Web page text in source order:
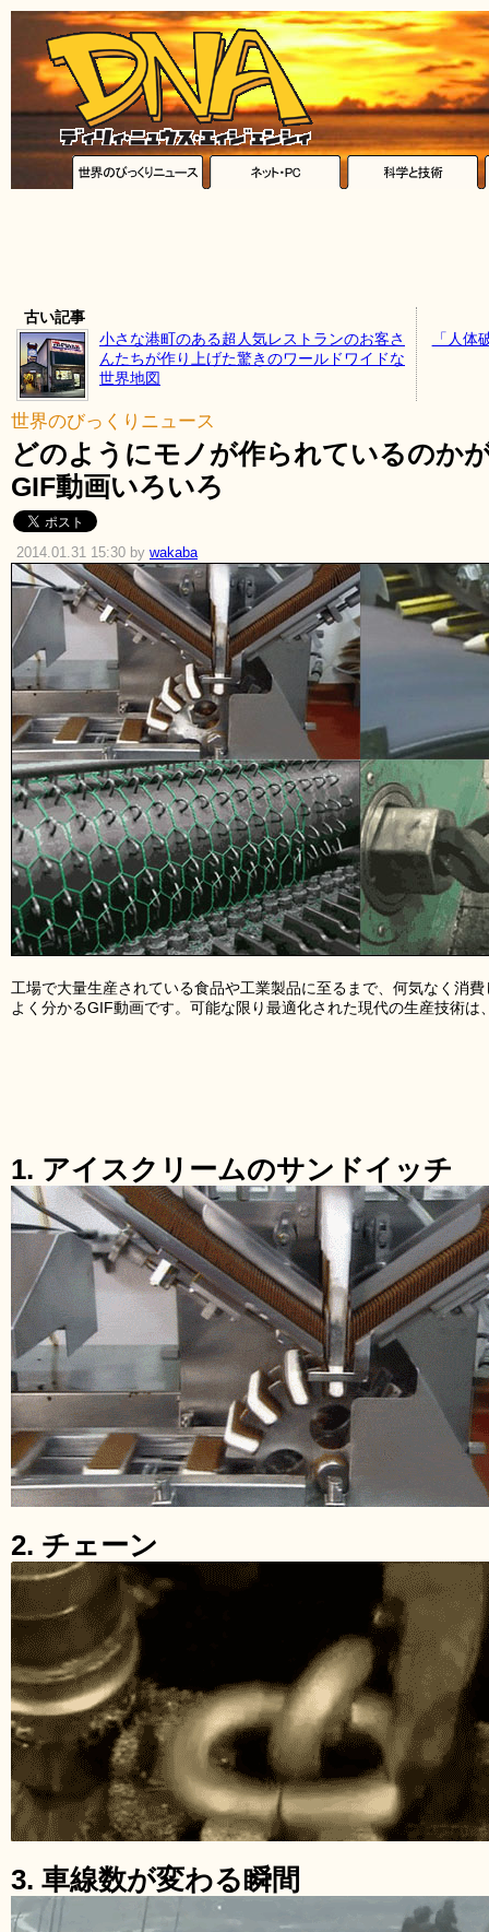
古い記事
小さな港町のある超人気レストランのお客さ
んたちが作り上げた驚きのワールドワイドな
世界地図
「人体
世界のびっくりニュース
どのようにモノが作られているのか
GIF動画いろいろ
2014.01.31 15:30 by wakaba
工場で大量生産されている食品や工業製品に至るまで、何気なく消
よく分かるGIF動画です。可能な限り最適化された現代の生産技術
1. アイスクリームのサンドイッチ
2. チェーン
3. 車線数が変わる瞬間